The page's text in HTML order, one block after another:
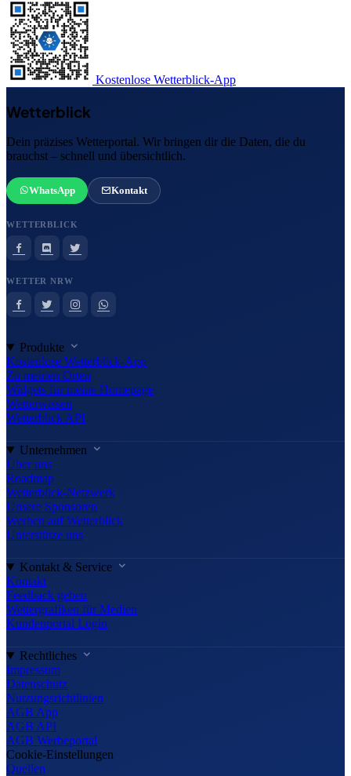
Kostenlose Wetterblick-App
Wetterblick
Dein präzises Wetterportal. Wir bringen dir die Daten, die du
brauchst – schnell und übersichtlich.
WhatsApp Kontakt
WETTERBLICK
WETTER NRW
Produkte
Kostenlose Wetterblick-App
Zu meinen Orten
Widgets für meine Homepage
Wetterwissen
Wetterblick API
Unternehmen
Über uns
Roadmap
Wetterblick-Netzwerk
Unsere Sponsoren
Werben auf Wetterblick
Unterstütze uns
Kontakt & Service
Kontakt
Feedback geben
Wettergrafiken für Medien
Kundenportal Login
Rechtliches
Impressum
Datenschutz
Nutzungsrichtlinien
AGB App
AGB API
AGB Werbeportal
Cookie-Einstellungen
Quellen